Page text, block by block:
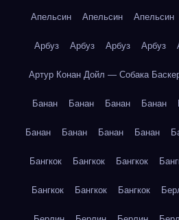
Апельсин Апельсин Апельсин
Арбуз Арбуз Арбуз Арбуз
Артур Конан Дойл — Собака
Банан Банан Банан Банан
Банан Банан Банан Банан
Бангкок Бангкок Бангкок
Бангкок Бангкок Бангкок